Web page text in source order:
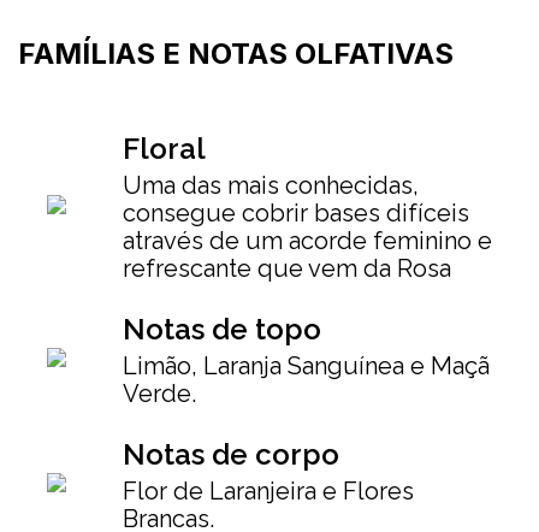
FAMÍLIAS E NOTAS OLFATIVAS
Floral
Uma das mais conhecidas,
consegue cobrir bases difíceis
através de um acorde feminino e
refrescante que vem da Rosa
Notas de topo
Limão, Laranja Sanguínea e Maçã
Verde.
Notas de corpo
Flor de Laranjeira e Flores
Brancas.